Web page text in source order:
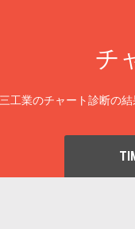
チ
工業のチャート診断の